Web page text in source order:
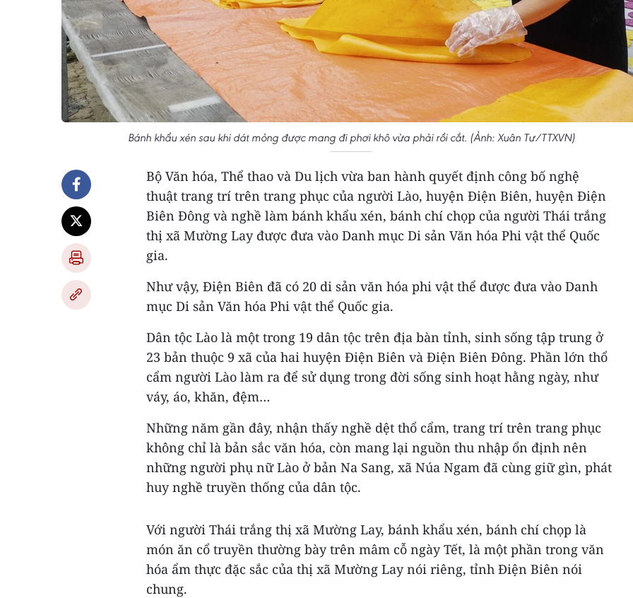
Bánh khẩu xén sau khi dát mỏng được mang đi phơi khô vừa phải rồi cắt. (Ảnh: Xuân Tư/TTXVN)
Bộ Văn hóa, Thể thao và Du lịch vừa ban hành quyết định công bố nghệ
thuật trang trí trên trang phục của người Lào, huyện Điện Biên, huyện Điện
Biên Đông và nghề làm bánh khẩu xén, bánh chí chọp của người Thái trắng
thị xã Mường Lay được đưa vào Danh mục Di sản Văn hóa Phi vật thể Quốc
gia.
Như vậy, Điện Biên đã có 20 di sản văn hóa phi vật thể được đưa vào Danh
mục Di sản Văn hóa Phi vật thể Quốc gia.
Dân tộc Lào là một trong 19 dân tộc trên địa bàn tỉnh, sinh sống tập trung ở
23 bản thuộc 9 xã của hai huyện Điện Biên và Điện Biên Đông. Phần lớn thổ
cẩm người Lào làm ra để sử dụng trong đời sống sinh hoạt hằng ngày, như
váy, áo, khăn, đệm…
Những năm gần đây, nhận thấy nghề dệt thổ cẩm, trang trí trên trang phục
không chỉ là bản sắc văn hóa, còn mang lại nguồn thu nhập ổn định nên
những người phụ nữ Lào ở bản Na Sang, xã Núa Ngam đã cùng giữ gìn, phát
huy nghề truyền thống của dân tộc.
Với người Thái trắng thị xã Mường Lay, bánh khẩu xén, bánh chí chọp là
món ăn cổ truyền thường bày trên mâm cỗ ngày Tết, là một phần trong văn
hóa ẩm thực đặc sắc của thị xã Mường Lay nói riêng, tỉnh Điện Biên nói
chung.